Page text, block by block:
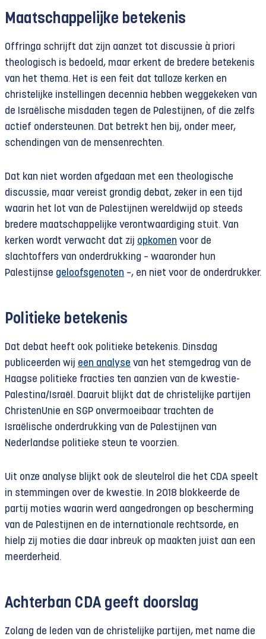
Maatschappelijke betekenis
Offringa schrijft dat zijn aanzet tot discussie à priori
theologisch is bedoeld, maar erkent de bredere betekenis
van het thema. Het is een feit dat talloze kerken en
christelijke instellingen decennia hebben weggekeken van
de Israëlische misdaden tegen de Palestijnen, of die zelfs
actief ondersteunen. Dat betrekt hen bij, onder meer,
schendingen van de mensenrechten.
Dat kan niet worden afgedaan met een theologische
discussie, maar vereist grondig debat, zeker in een tijd
waarin het lot van de Palestijnen wereldwijd op steeds
bredere maatschappelijke verontwaardiging stuit. Van
kerken wordt verwacht dat zij opkomen voor de
slachtoffers van onderdrukking – waaronder hun
Palestijnse geloofsgenoten –, en niet voor de onderdrukker.
Politieke betekenis
Dat debat heeft ook politieke betekenis. Dinsdag
publiceerden wij een analyse van het stemgedrag van de
Haagse politieke fracties ten aanzien van de kwestie-
Palestina/Israël. Daaruit blijkt dat de christelijke partijen
ChristenUnie en SGP onvermoeibaar trachten de
Israëlische onderdrukking van de Palestijnen van
Nederlandse politieke steun te voorzien.
Uit onze analyse blijkt ook de sleutelrol die het CDA speelt
in stemmingen over de kwestie. In 2018 blokkeerde de
partij moties waarin werd aangedrongen op bescherming
van de Palestijnen en de internationale rechtsorde, en
hielp zij moties die daar inbreuk op maakten juist aan een
meerderheid.
Achterban CDA geeft doorslag
Zolang de leden van de christelijke partijen, met name die